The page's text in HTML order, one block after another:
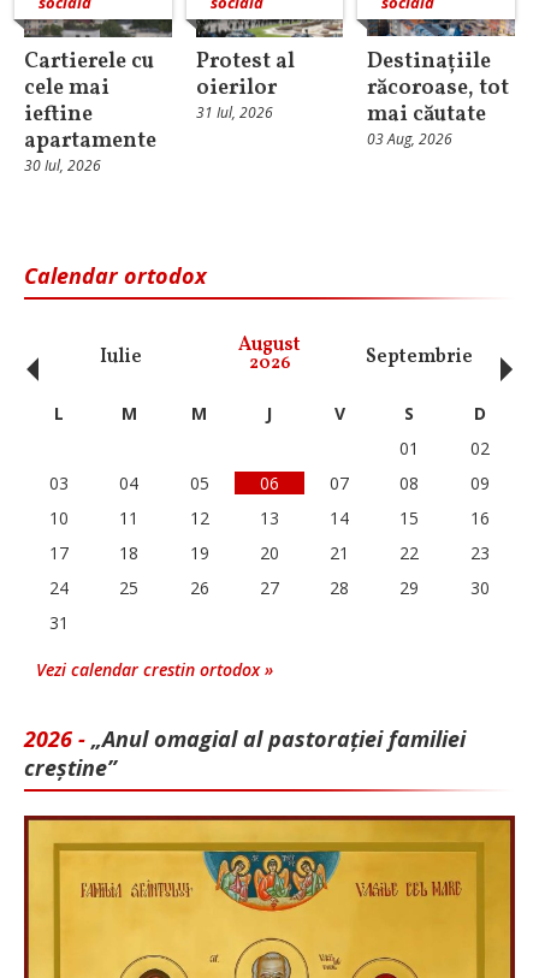
Cartierele cu
cele mai
ieftine
apartamente
30 Iul, 2026
Protest al
oierilor
31 Iul, 2026
Destinațiile
răcoroase, tot
mai căutate
03 Aug, 2026
Calendar ortodox
Iulie August
2026 Septembrie
‹ L M M J V S
D
01
02
03
04 05 06 07 08
09
10
11 12 13 14 15
16
17
18 19 20 21 22
23
24
25 26 27 28 29
30
31
Vezi calendar crestin ortodox »
2026 - „Anul omagial al pastorației familiei
creștine”